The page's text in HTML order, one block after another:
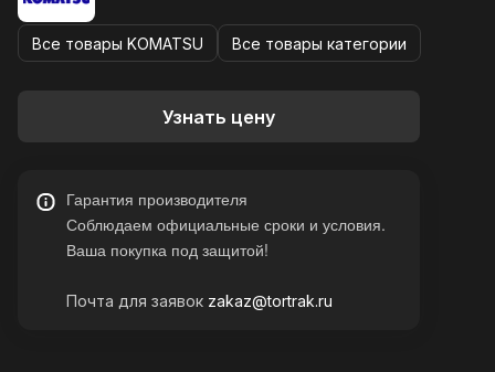
Все товары KOMATSU Все товары категории
Узнать цену
Гарантия производителя
Соблюдаем официальные сроки и условия.
Ваша покупка под защитой!
Почта для заявок zakaz@tortrak.ru